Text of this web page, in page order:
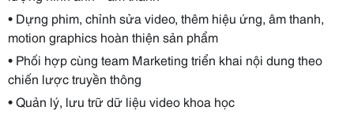
• Dựng phim, chỉnh sửa video, thêm hiệu ứng, âm thanh,
motion graphics hoàn thiện sản phẩm
• Phối hợp cùng team Marketing triển khai nội dung theo
chiến lược truyền thông
• Quản lý, lưu trữ dữ liệu video khoa học